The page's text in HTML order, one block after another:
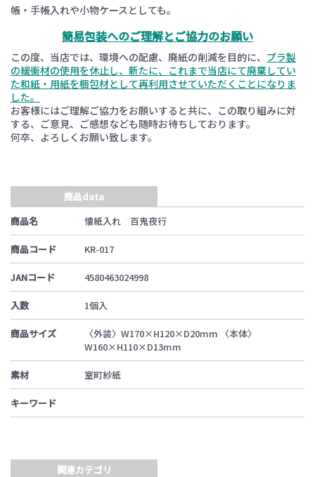
帳・手帳入れや小物ケースとしても。
簡易包装へのご理解とご協力のお願い
この度、当店では、環境への配慮、廃紙の削減を目的に、 プラ製
の緩衝材の使用を休止し、新たに、これまで当店にて廃棄してい
た和紙・用紙を梱包材として再利用させていただくことになりま
した。
お客様にはご理解ご協力をお願いすると共に、この取り組みに対
する、ご意見、ご感想なども随時お待ちしております。
何卒、よろしくお願い致します。
商品data
商品名
懐紙入れ 百鬼夜行
商品コード KR-017
JANコード 4580463024998
入数 1個入
商品サイズ
〈外装〉W170×H120×D20mm 〈本体〉
W160×H110×D13mm
素材 室町紗紙
キーワード
関連カテゴリ